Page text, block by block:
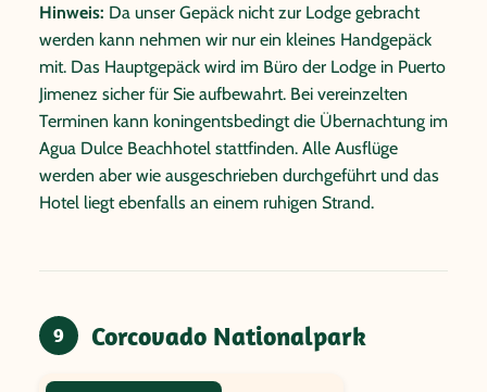
Hinweis: Da unser Gepäck nicht zur Lodge gebracht
werden kann nehmen wir nur ein kleines Handgepäck
mit. Das Hauptgepäck wird im Büro der Lodge in Puerto
Jimenez sicher für Sie aufbewahrt. Bei vereinzelten
Terminen kann koningentsbedingt die Übernachtung im
Agua Dulce Beachhotel stattfinden. Alle Ausflüge
werden aber wie ausgeschrieben durchgeführt und das
Hotel liegt ebenfalls an einem ruhigen Strand.
9 Corcovado Nationalpark